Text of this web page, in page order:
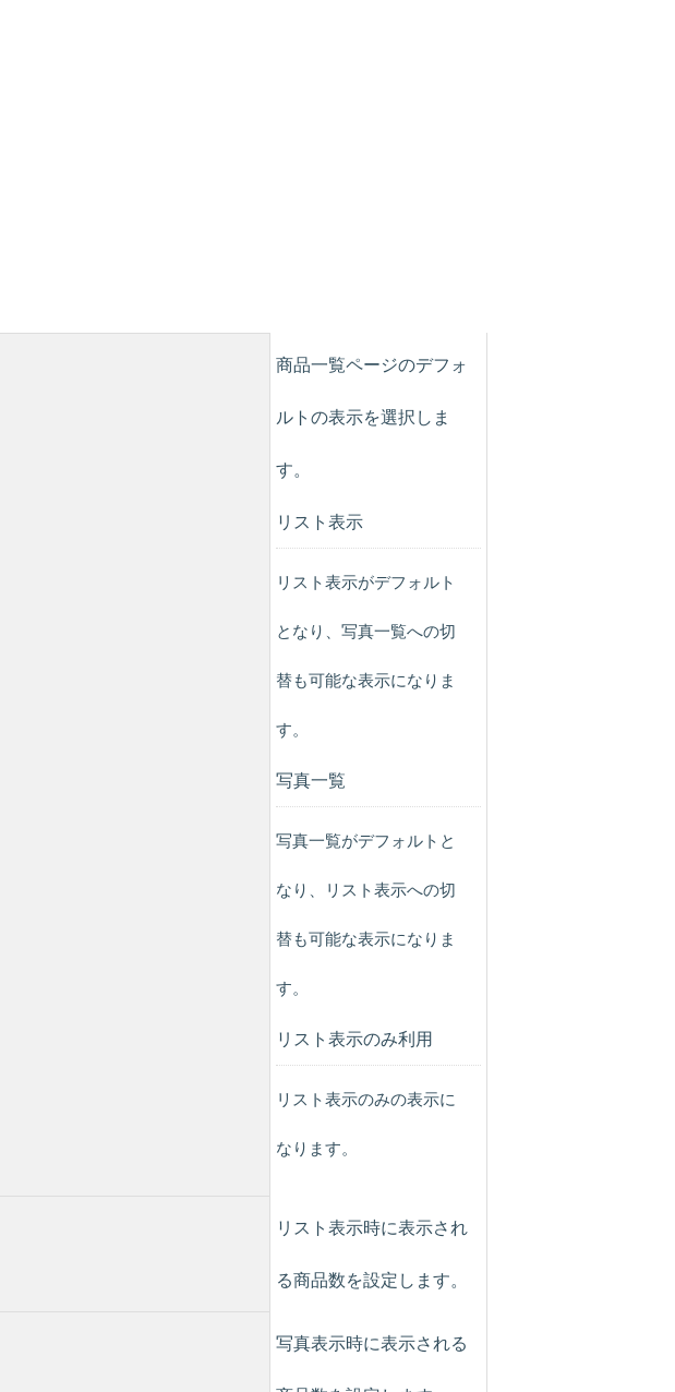
商品一覧ページのデフォ
ルトの表示を選択しま
す。
リスト表示
リスト表示がデフォルト
となり、写真一覧への切
替も可能な表示になりま
す。
写真一覧
写真一覧がデフォルトと
なり、リスト表示への切
替も可能な表示になりま
す。
リスト表示のみ利用
リスト表示のみの表示に
なります。
リスト表示時に表示され
る商品数を設定します。
写真表示時に表示される